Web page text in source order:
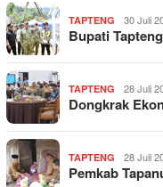
TAPTENG 30 Juli
Bupati
TAPTENG 28 Juli
Dongkrak
TAPTENG 28 Juli
Pemkab